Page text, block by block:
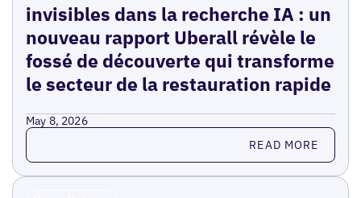
invisibles dans la recherche IA : un
nouveau rapport Uberall révèle le
fossé de découverte qui transforme
le secteur de la restauration rapide
May 8, 2026
Read more READ MORE